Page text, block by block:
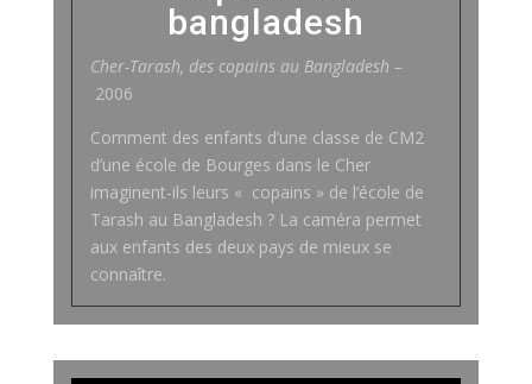
bangladesh
Cher-Tarash, des copains au Bangladesh –
2006
Comment des enfants d’une classe de CM2
d’une école de Bourges dans le Cher
imaginent-ils leurs « copains » de l’école de
Tarash au Bangladesh ? La caméra permet
aux enfants des deux pays de mieux se
connaître.